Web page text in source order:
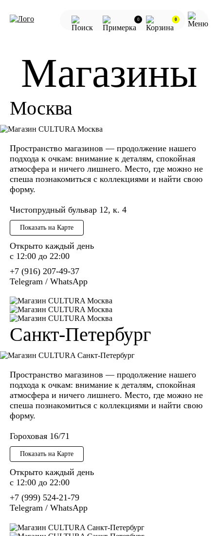
0 0
Магазины
Москва
Пространство магазинов — продолжение нашего
подхода к очкам: внимание к деталям, спокойная
атмосфера и ничего лишнего. Место, где можно не
спеша познакомиться с коллекциями и найти свою
форму.
Чистопрудный бульвар 12, к. 4
Показать на Карте
Открыто каждый день
c 12:00 до 22:00
+7 (916) 207-49-37
Telegram / WhatsApp
Санкт-Петербург
Пространство магазинов — продолжение нашего
подхода к очкам: внимание к деталям, спокойная
атмосфера и ничего лишнего. Место, где можно не
спеша познакомиться с коллекциями и найти свою
форму.
Гороховая 16/71
Показать на Карте
Открыто каждый день
c 12:00 до 22:00
+7 (999) 524-21-79
Telegram / WhatsApp